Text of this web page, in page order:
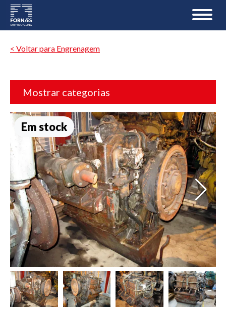
< Voltar para Engrenagem
Mostrar categorias
Em stock